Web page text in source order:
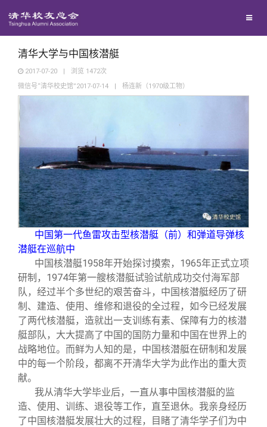
西南联大校友会
义工计划
新媒体平台
青春风采
校友文苑
校友视界
校友服务
终身学习
信息化服务
三创大赛
实用信息
校友总会
总会简介
会长致辞
总会章程
制度法规
关闭
清华大学与中国核潜艇
2017-07-20 | 浏览 1472次
微信号“清华校史馆”2017-07-14
| 杨连新（1970级工物）
中国第一代鱼雷攻击型核潜艇（前）和弹道导弹核
潜艇在巡航中
中国核潜艇1958年开始探讨摸索，1965年正式立项
研制，1974年第一艘核潜艇试验试航成功交付海军部
队，经过半个多世纪的艰苦奋斗，中国核潜艇经历了研
制、建造、使用、维修和退役的全过程，如今已经发展
了两代核潜艇，造就出一支训练有素、保障有力的核潜
艇部队，大大提高了中国的国防力量和中国在世界上的
战略地位。而鲜为人知的是，中国核潜艇在研制和发展
中的每一个阶段，都离不开清华大学为此作出的重大贡
献。
我从清华大学毕业后，一直从事中国核潜艇的监
造、使用、训练、退役等工作，直至退休。我亲身经历
了中国核潜艇发展壮大的过程，目睹了清华学子们为中